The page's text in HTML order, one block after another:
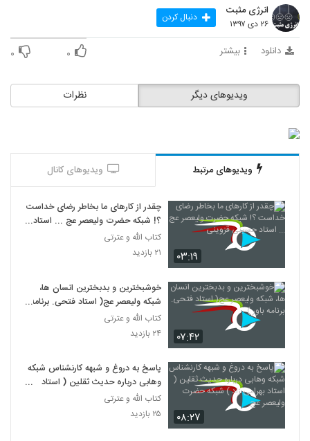
انرژی مثبت
۲۶ دی ۱۳۹۷ دنبال کردن
دانلود بیشتر ۰ ۰
نظرات ویدیوهای دیگر
ویدیوهای مرتبط ویدیوهای کانال
۰۳:۱۹
چقدر از کارهای ما بخاطر رضای خداست
؟! شبکه حضرت ولیعصر عج ... استاد
حسینی قزوینی
کتاب الله و عترتی
۲۱ بازدید
۰۷:۴۲
خوشبخترین و بدبخترین انسان ها،
شبکه ولیعصر عج( استاد فتحی. برنامه
باور )
کتاب الله و عترتی
۲۴ بازدید
۰۸:۲۷
پاسخ به دروغ و شبهه کارنشناس شبکه
وهابی درباره حدیث ثقلین ( استاد
بهرامی زاد ) شبکه حضرت ولیعصر عج
کتاب الله و عترتی
۲۵ بازدید